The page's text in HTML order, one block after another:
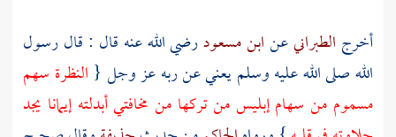
أخرج الطبرانيعنابن مسعودرضي الله عنه قال : قال رسول
الله صلى الله عليه وسلم يعني عن ربه عز وجل { النظرة سهم
مسموم من سهام إبليس من تركها من مخافتي أبدلته إيمانا يجد